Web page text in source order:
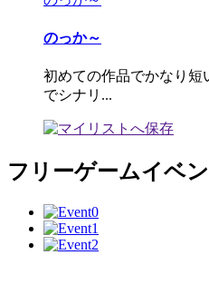
のっか～
初めての作品でかなり短
でシナリ...
フリーゲームイベ